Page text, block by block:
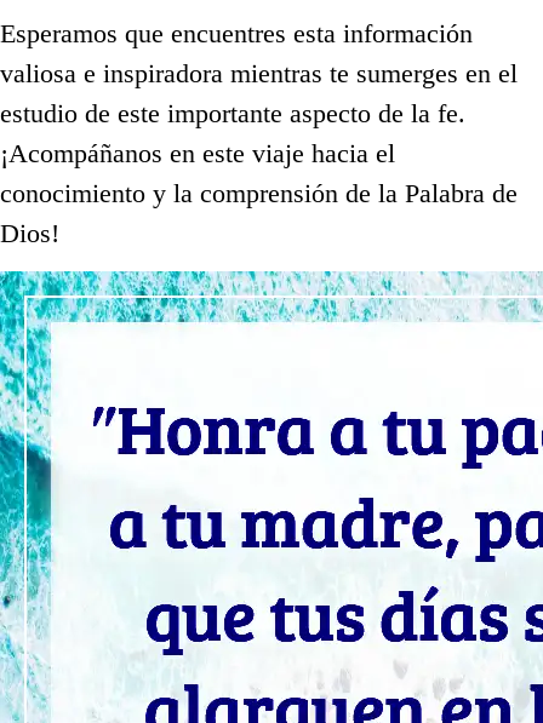
Esperamos que encuentres esta información
valiosa e inspiradora mientras te sumerges en el
estudio de este importante aspecto de la fe.
¡Acompáñanos en este viaje hacia el
conocimiento y la comprensión de la Palabra de
Dios!